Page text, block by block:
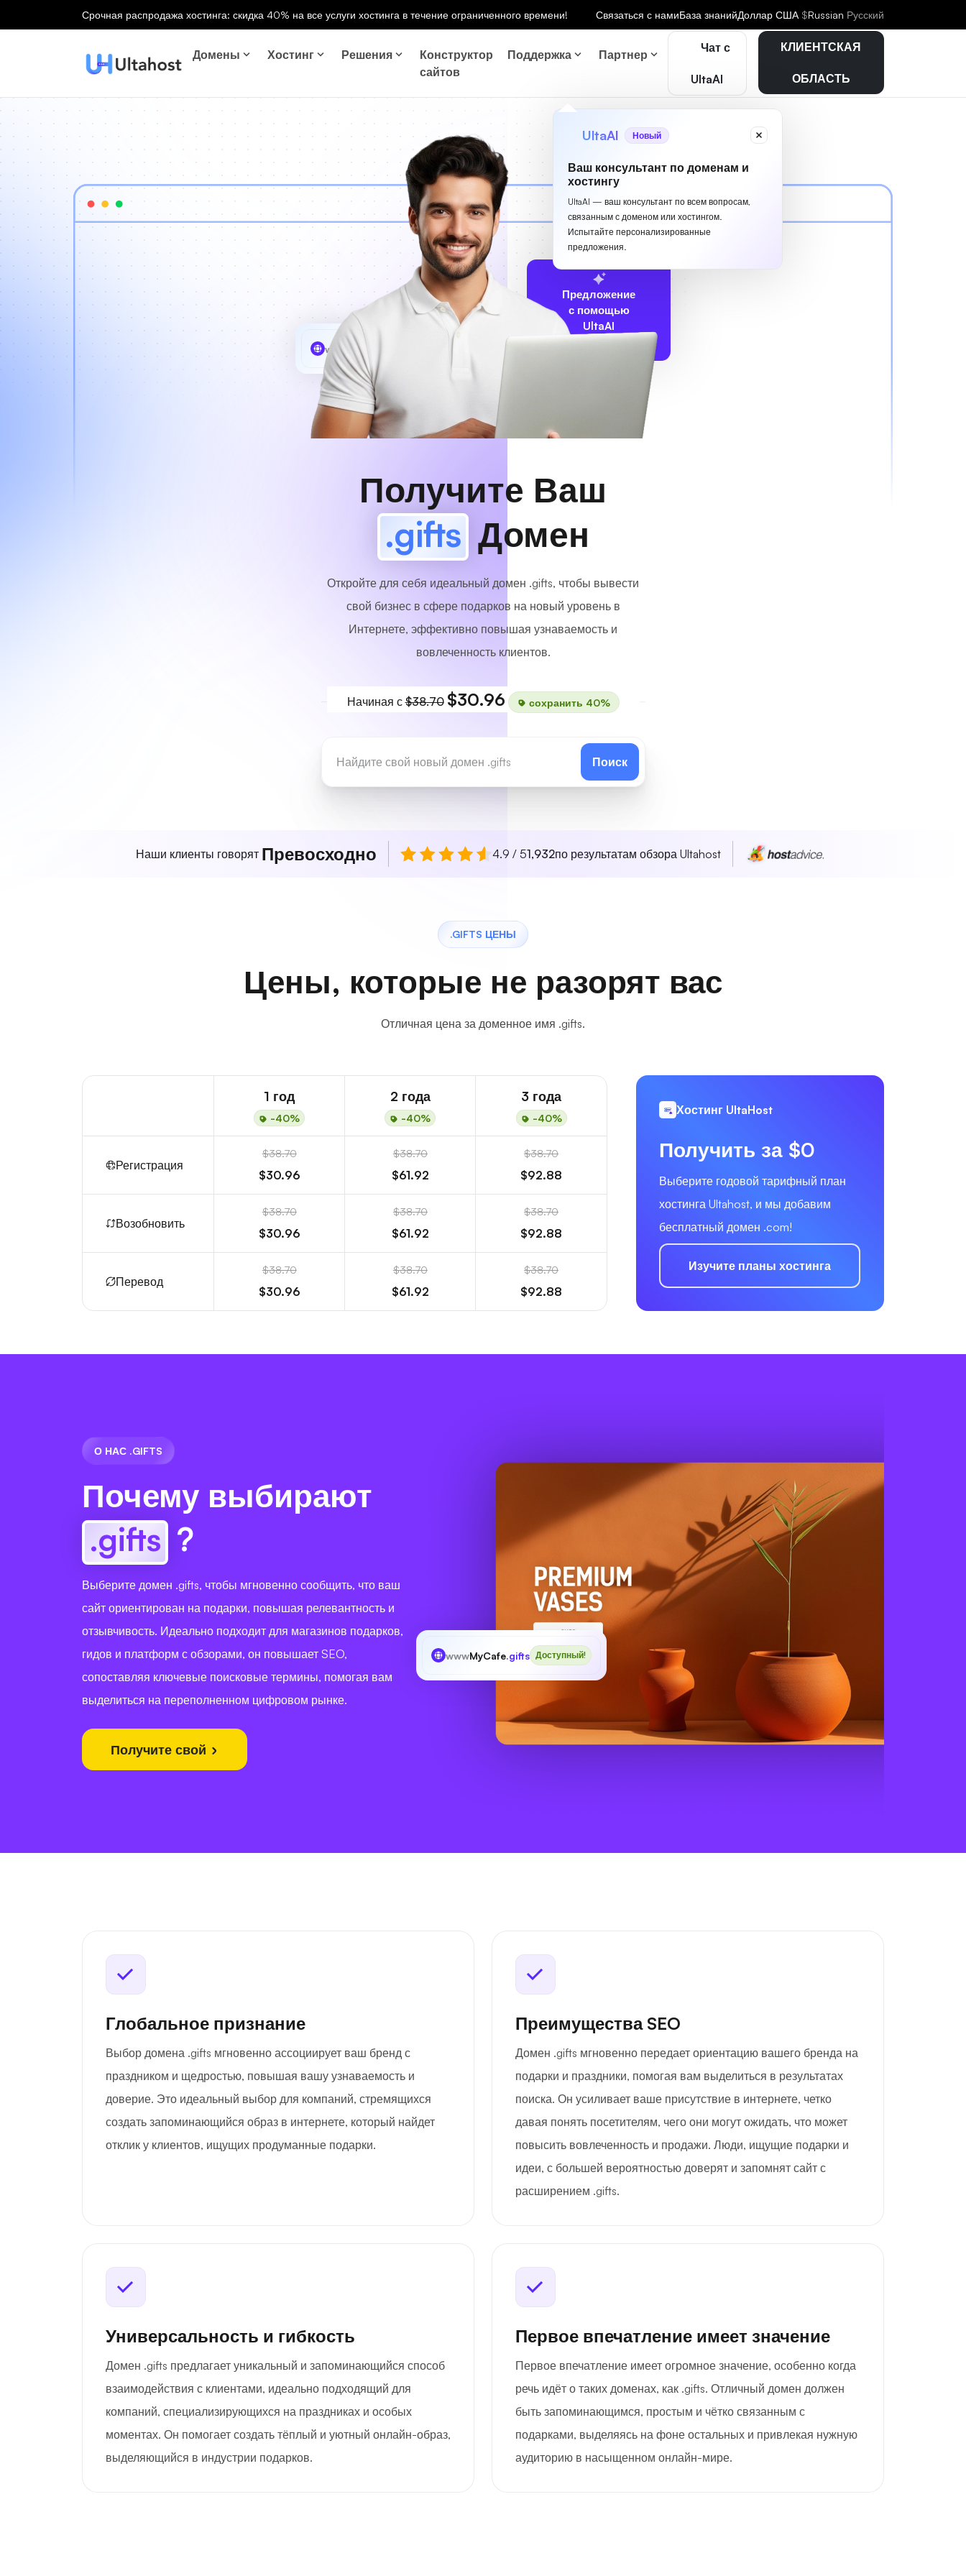
Срочная распродажа хостинга: скидка 40% на все услуги хостинга в течение ограниченного времени! Связаться с намиБаза знанийДоллар США $Russian Русский
Домены Хостинг Решения
Конструктор
сайтов
Поддержка Партнер Чат с
UltaAI
UltaAI Новый
Ваш консультант по доменам и
хостингу
UltaAI — ваш консультант по всем вопросам,
связанным с доменом или хостингом.
Испытайте персонализированные
предложения.
КЛИЕНТСКАЯ
ОБЛАСТЬ
Предложение
с помощью
UltaAI
www MyCafe
Получите Ваш
.gifts Домен
Откройте для себя идеальный домен .gifts, чтобы вывести
свой бизнес в сфере подарков на новый уровень в
Интернете, эффективно повышая узнаваемость и
вовлеченность клиентов.
Начиная с$38.70 $30.96 сохранить 40%
Поиск
Наши клиенты говорят Превосходно 4.9 / 51,932по результатам обзора Ultahost
.GIFTS ЦЕНЫ
Цены, которые не разорят вас
Отличная цена за доменное имя .gifts.
1 год
-40%
2 года
-40%
3 года
-40%
Регистрация
$38.70
$30.96
$38.70
$61.92
$38.70
$92.88
Возобновить
$38.70
$30.96
$38.70
$61.92
$38.70
$92.88
Перевод
$38.70
$30.96
$38.70
$61.92
$38.70
$92.88
Хостинг UltaHost
Получить за $0
Выберите годовой тарифный план
хостинга Ultahost, и мы добавим
бесплатный домен .com!
Изучите планы хостинга
О НАС .GIFTS
Почему выбирают
.gifts ?
Выберите домен .gifts, чтобы мгновенно сообщить, что ваш
сайт ориентирован на подарки, повышая релевантность и
отзывчивость. Идеально подходит для магазинов подарков,
гидов и платформ с обзорами, он повышает SEO,
сопоставляя ключевые поисковые термины, помогая вам
выделиться на переполненном цифровом рынке.
Получите свой
wwwMyCafe.gifts Доступный!
Глобальное признание
Выбор домена .gifts мгновенно ассоциирует ваш бренд с
праздником и щедростью, повышая вашу узнаваемость и
доверие. Это идеальный выбор для компаний, стремящихся
создать запоминающийся образ в интернете, который найдет
отклик у клиентов, ищущих продуманные подарки.
Преимущества SEO
Домен .gifts мгновенно передает ориентацию вашего бренда на
подарки и праздники, помогая вам выделиться в результатах
поиска. Он усиливает ваше присутствие в интернете, четко
давая понять посетителям, чего они могут ожидать, что может
повысить вовлеченность и продажи. Люди, ищущие подарки и
идеи, с большей вероятностью доверят и запомнят сайт с
расширением .gifts.
Универсальность и гибкость
Домен .gifts предлагает уникальный и запоминающийся способ
взаимодействия с клиентами, идеально подходящий для
компаний, специализирующихся на праздниках и особых
моментах. Он помогает создать тёплый и уютный онлайн-образ,
выделяющийся в индустрии подарков.
Первое впечатление имеет значение
Первое впечатление имеет огромное значение, особенно когда
речь идёт о таких доменах, как .gifts. Отличный домен должен
быть запоминающимся, простым и чётко связанным с
подарками, выделяясь на фоне остальных и привлекая нужную
аудиторию в насыщенном онлайн-мире.